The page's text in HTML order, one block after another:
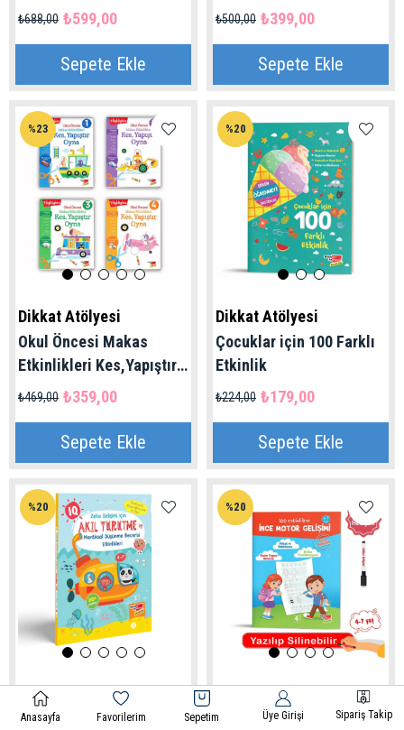
Kitap | Sihirli Uçan
Kalemli Oluklu
(Kabartmalı) | 4+ Yaş
₺599,00
₺688,00
Sepete Ekle
₺399,00
₺500,00
Sepete Ekle
Dikkat Atölyesi
Okul Öncesi Makas
Etkinlikleri Kes,Yapıştır,
Oyna 4'Lü Set
₺359,00
₺469,00
Sepete Ekle
%23
Dikkat Atölyesi
Çocuklar için 100 Farklı
Etkinlik
₺179,00
₺224,00
Sepete Ekle
%20
Dikkat Atölyesi
Akıl Yürütme ve
%20
Dikkat Atölyesi
Yaz Sil 100 Etkinlikte
%20
Anasayfa Favorilerim Sepetim Üye Girişi Sipariş Takip